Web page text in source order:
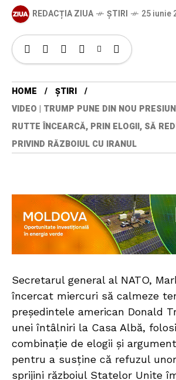
REDACȚIA ZIUA ȘTIRI 25 iunie
HOME
ȘTIRI
VIDEO | TRUMP PUNE DIN NOU
RUTTE ÎNCEARCĂ, PRIN ELOGII, SĂ
PRIVIND RĂZBOIUL CU IRANUL
Secretarul general al NATO,
încercat miercuri să calmeze
președintele american Donald
unei întâlniri la Casa Albă,
combinație de elogii și
pentru a susține că refuzul
sprijini războiul Statelor Unite